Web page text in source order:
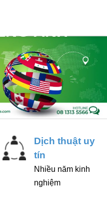
Dịch thuật uy
tín
Nhiều năm kinh
nghiệm